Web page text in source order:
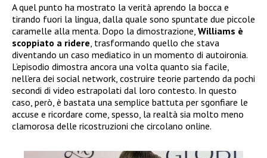
A quel punto ha mostrato la verità aprendo la bocca e
tirando fuori la lingua, dalla quale sono spuntate due piccole
caramelle alla menta. Dopo la dimostrazione, Williams è
scoppiato a ridere , trasformando quello che stava
diventando un caso mediatico in un momento di autoironia.
L’episodio dimostra ancora una volta quanto sia facile,
nell’era dei social network, costruire teorie partendo da pochi
secondi di video estrapolati dal loro contesto. In questo
caso, però, è bastata una semplice battuta per sgonfiare le
accuse e ricordare come, spesso, la realtà sia molto meno
clamorosa delle ricostruzioni che circolano online.